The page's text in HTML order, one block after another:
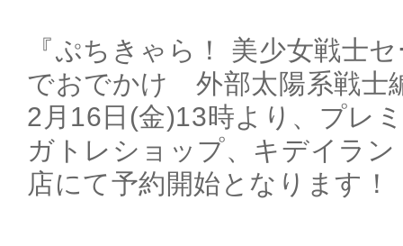
『ぷちきゃら！ 美少女戦士
でおでかけ 外部太陽系戦士
2月16日(金)13時より、プレ
ガトレショップ、キデイラ
店にて予約開始となります！